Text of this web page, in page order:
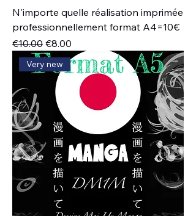
N'importe quelle réalisation imprimée
professionnellement format A4=10€
通常価格
€10.00 セール価格
€8.00
Very new